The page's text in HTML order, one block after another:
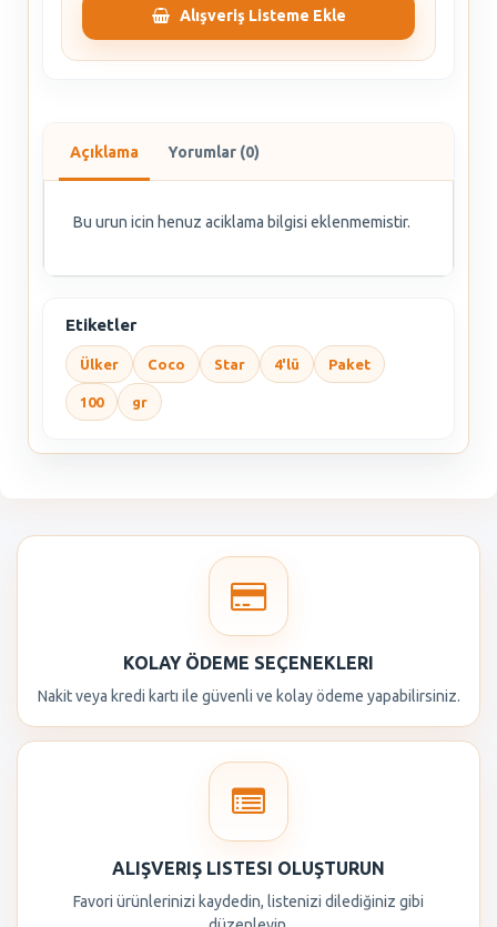
Alışveriş Listeme Ekle
Açıklama Yorumlar (0)
Bu urun icin henuz aciklama bilgisi eklenmemistir.
Etiketler
Ülker Coco Star 4'lü Paket
100 gr
KOLAY ÖDEME SEÇENEKLERI
Nakit veya kredi kartı ile güvenli ve kolay ödeme yapabilirsiniz.
ALIŞVERIŞ LISTESI OLUŞTURUN
Favori ürünlerinizi kaydedin, listenizi dilediğiniz gibi